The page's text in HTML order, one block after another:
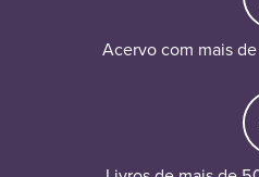
Acervo com mais